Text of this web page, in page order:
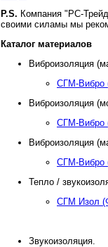
P.S. Компания "РС-
своими силамы мы
Каталог материалов
Виброизоляция
СГМ-Вибро
Виброизоляция
СГМ-Вибро
Виброизоляция
СГМ-Вибро
Тепло /
СГМ Изол
Звукоизоляция.